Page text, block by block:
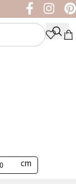
cm